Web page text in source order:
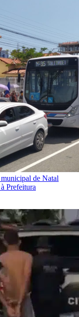
de Natal
Prefeitura